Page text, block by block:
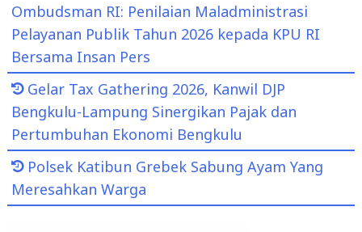
Ombudsman RI: Penilaian Maladministrasi
Pelayanan Publik Tahun 2026 kepada KPU RI
Bersama Insan Pers
Gelar Tax Gathering 2026, Kanwil DJP
Bengkulu-Lampung Sinergikan Pajak dan
Pertumbuhan Ekonomi Bengkulu
Polsek Katibun Grebek Sabung Ayam Yang
Meresahkan Warga